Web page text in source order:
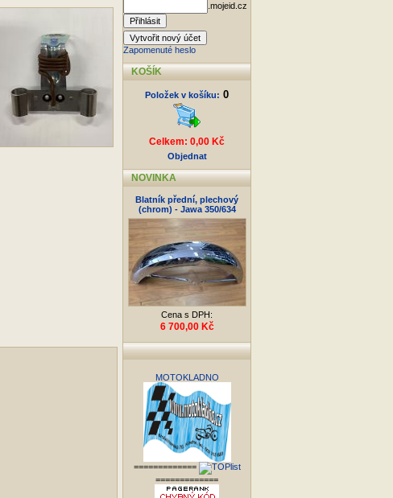
.mojeid.cz
Zapomenuté heslo
KOŠÍK
Položek v košíku: 0
Celkem: 0,00 Kč
Objednat
NOVINKA
Blatník přední, plechový
(chrom) - Jawa 350/634
Cena s DPH:
6 700,00 Kč
MOTOKLADNO
=============
=============